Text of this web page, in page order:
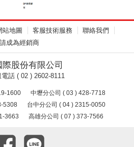
站地圖 客服技術服務
聯絡我們
成為經銷商
股份有限公司
話 ( 02 ) 2602-8111
1600
中壢分公司 ( 03 ) 428-7718
5308
台中分公司 ( 04 ) 2315-0050
3663
高雄分公司 ( 07 ) 373-7566